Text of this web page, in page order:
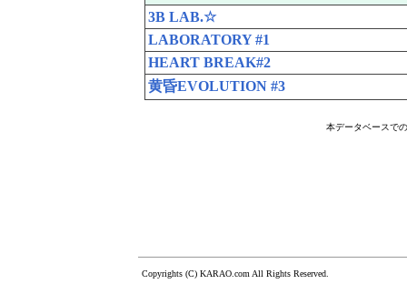
3B LAB.☆
LABORATORY #1
HEART BREAK#2
黄昏EVOLUTION #3
本データベースで
Copyrights (C) KARAO.com All Rights Reserved.